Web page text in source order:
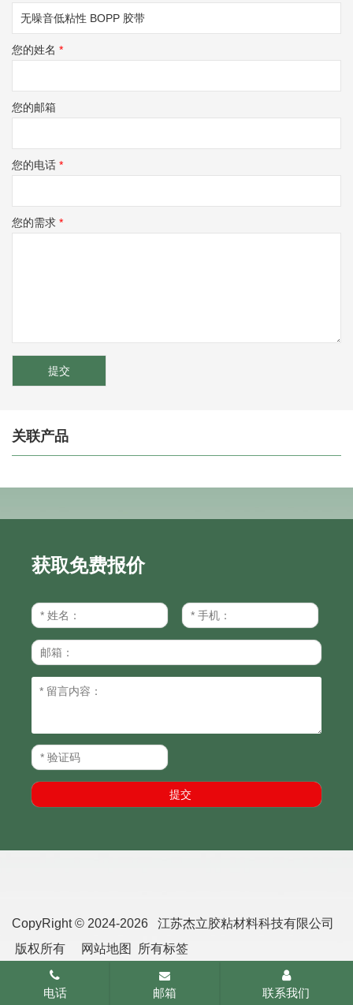
您的姓名 *
您的邮箱
您的电话 *
您的需求 *
关联产品
获取免费报价
CopyRight © 2024-2026 江苏杰立胶粘材料科技有限公司
版权所有
网站地图 所有标签
电话 邮箱 联系我们